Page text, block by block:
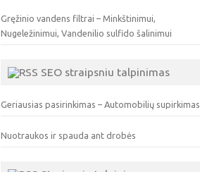
Gręžinio vandens filtrai – Minkštinimui,
Nugeležinimui, Vandenilio sulfido šalinimui
SEO straipsniu talpinimas
Geriausias pasirinkimas – Automobilių supirkimas
Nuotraukos ir spauda ant drobės